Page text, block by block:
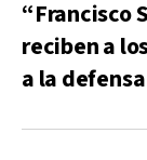
“Francisco
reciben a
a la